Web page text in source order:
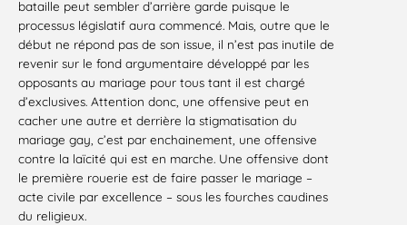
bataille peut sembler d’arrière garde puisque le
processus législatif aura commencé. Mais, outre que le
début ne répond pas de son issue, il n’est pas inutile de
revenir sur le fond argumentaire développé par les
opposants au mariage pour tous tant il est chargé
d’exclusives. Attention donc, une offensive peut en
cacher une autre et derrière la stigmatisation du
mariage gay, c’est par enchainement, une offensive
contre la laïcité qui est en marche. Une offensive dont
le première rouerie est de faire passer le mariage –
acte civile par excellence – sous les fourches caudines
du religieux.